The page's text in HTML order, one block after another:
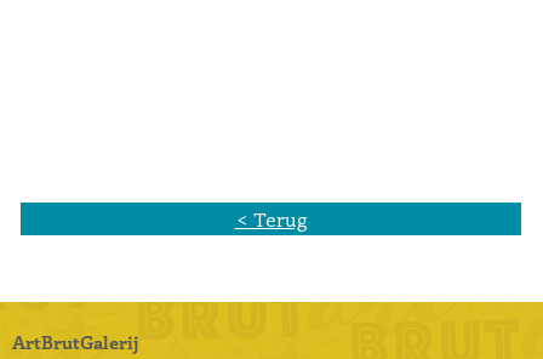
< Terug
ArtBrutGalerij